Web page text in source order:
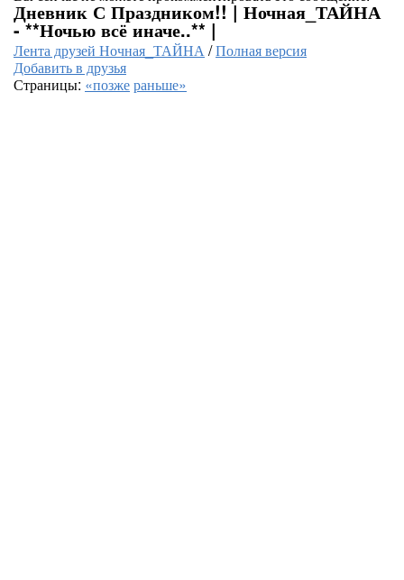
Дневник С Праздником!! | Ночная_ТАЙНА
- **Ночью всё иначе..** |
Лента друзей Ночная_ТАЙНА/Полная версия
Добавить в друзья
Страницы: «позжераньше»